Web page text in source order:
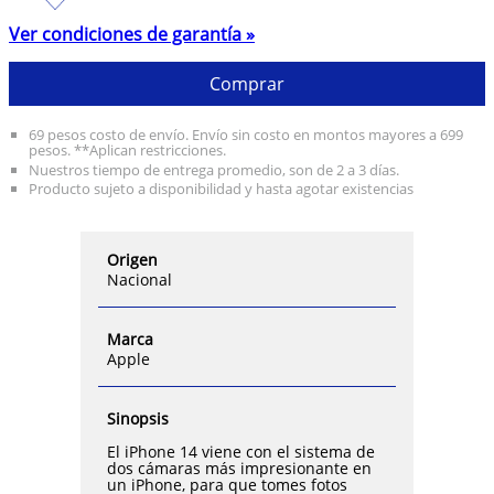
Ver condiciones de garantía »
Comprar
69 pesos costo de envío. Envío sin costo en montos mayores a 699
pesos. **Aplican restricciones.
Nuestros tiempo de entrega promedio, son de 2 a 3 días.
Producto sujeto a disponibilidad y hasta agotar existencias
Origen
Nacional
Marca
Apple
Sinopsis
El iPhone 14 viene con el sistema de
dos cámaras más impresionante en
un iPhone, para que tomes fotos